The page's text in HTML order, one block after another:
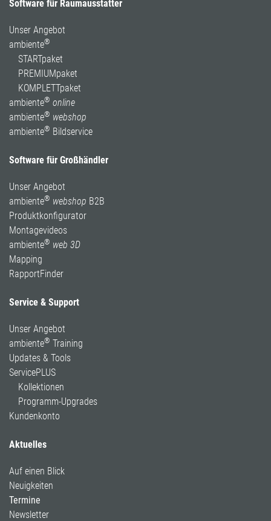
Software für Raumausstatter
Unser Angebot
ambiente®
STARTpaket
PREMIUMpaket
KOMPLETTpaket
ambiente® online
ambiente® webshop
ambiente® Bildservice
Software für Großhändler
Unser Angebot
ambiente® webshop B2B
Produktkonfigurator
Montagevideos
ambiente® web 3D
Mapping
RapportFinder
Service & Support
Unser Angebot
ambiente® Training
Updates & Tools
ServicePLUS
Kollektionen
Programm-Upgrades
Kundenkonto
Aktuelles
Auf einen Blick
Neuigkeiten
Termine
Newsletter